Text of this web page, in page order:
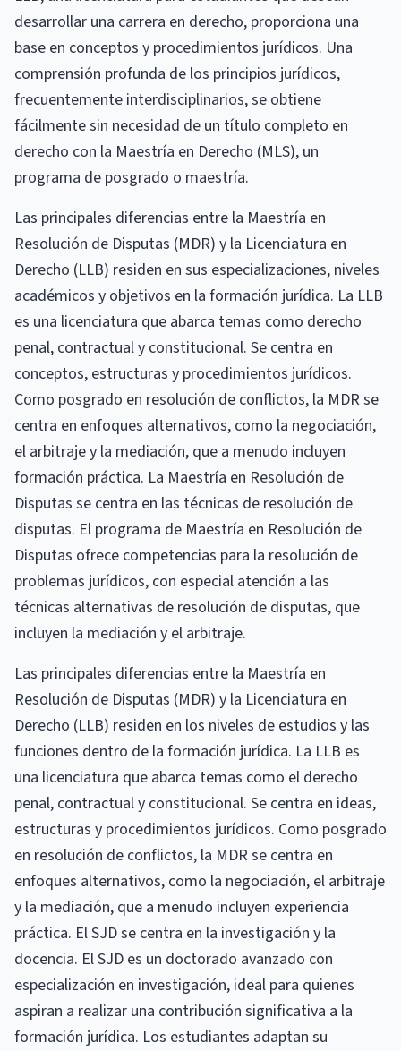
desarrollar una carrera en derecho, proporciona una
base en conceptos y procedimientos jurídicos. Una
comprensión profunda de los principios jurídicos,
frecuentemente interdisciplinarios, se obtiene
fácilmente sin necesidad de un título completo en
derecho con la Maestría en Derecho (MLS), un
programa de posgrado o maestría.
Las principales diferencias entre la Maestría en
Resolución de Disputas (MDR) y la Licenciatura en
Derecho (LLB) residen en sus especializaciones, niveles
académicos y objetivos en la formación jurídica. La LLB
es una licenciatura que abarca temas como derecho
penal, contractual y constitucional. Se centra en
conceptos, estructuras y procedimientos jurídicos.
Como posgrado en resolución de conflictos, la MDR se
centra en enfoques alternativos, como la negociación,
el arbitraje y la mediación, que a menudo incluyen
formación práctica. La Maestría en Resolución de
Disputas se centra en las técnicas de resolución de
disputas. El programa de Maestría en Resolución de
Disputas ofrece competencias para la resolución de
problemas jurídicos, con especial atención a las
técnicas alternativas de resolución de disputas, que
incluyen la mediación y el arbitraje.
Las principales diferencias entre la Maestría en
Resolución de Disputas (MDR) y la Licenciatura en
Derecho (LLB) residen en los niveles de estudios y las
funciones dentro de la formación jurídica. La LLB es
una licenciatura que abarca temas como el derecho
penal, contractual y constitucional. Se centra en ideas,
estructuras y procedimientos jurídicos. Como posgrado
en resolución de conflictos, la MDR se centra en
enfoques alternativos, como la negociación, el arbitraje
y la mediación, que a menudo incluyen experiencia
práctica. El SJD se centra en la investigación y la
docencia. El SJD es un doctorado avanzado con
especialización en investigación, ideal para quienes
aspiran a realizar una contribución significativa a la
formación jurídica. Los estudiantes adaptan su